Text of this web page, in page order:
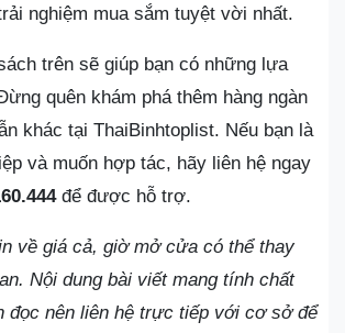
nghiệm mua sắm tuyệt vời nhất.
trên sẽ giúp bạn có những lựa
quên khám phá thêm hàng ngàn
khác tại ThaiBinhtoplist. Nếu bạn là
và muốn hợp tác, hãy liên hệ ngay
để được hỗ trợ.
về giá cả, giờ mở cửa có thể thay
Nội dung bài viết mang tính chất
đọc nên liên hệ trực tiếp với cơ sở để